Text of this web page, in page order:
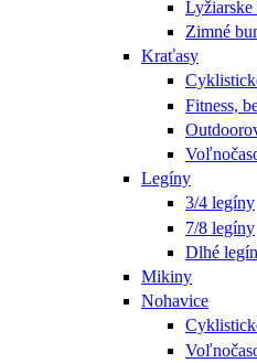
Lyžiarske
Zimné
Kraťasy
Fitness,
Legíny
3/4 legíny
7/8 legíny
Dlhé
Mikiny
Nohavice